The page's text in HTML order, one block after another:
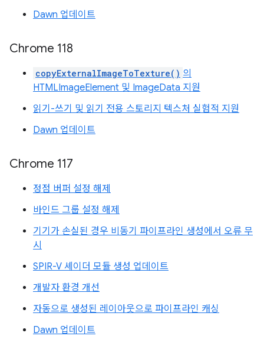
Dawn 업데이트
Chrome 118
copyExternalImageToTexture() 의
HTMLImageElement 및 ImageData 지원
읽기-쓰기 및 읽기 전용 스토리지 텍스처 실험적 지원
Dawn 업데이트
Chrome 117
정점 버퍼 설정 해제
바인드 그룹 설정 해제
기기가 손실된 경우 비동기 파이프라인 생성에서 오류 무
시
SPIR-V 셰이더 모듈 생성 업데이트
개발자 환경 개선
자동으로 생성된 레이아웃으로 파이프라인 캐싱
Dawn 업데이트